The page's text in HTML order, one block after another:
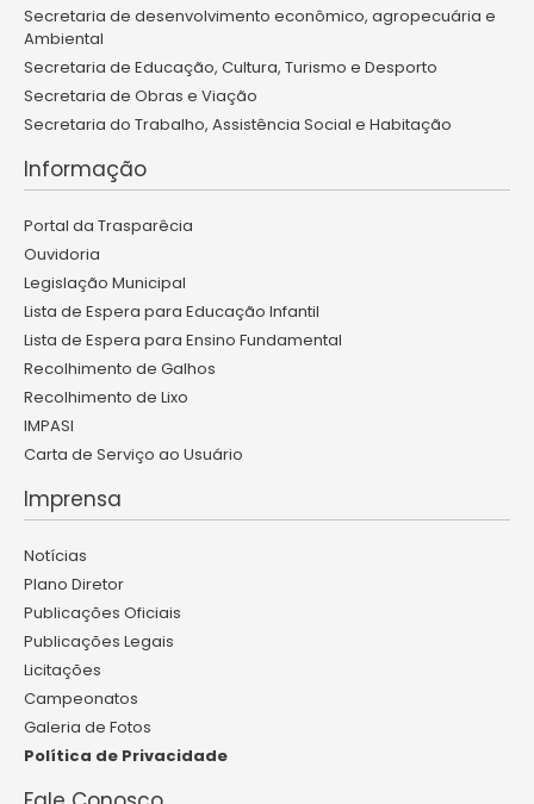
Secretaria de desenvolvimento econômico, agropecuária e
Ambiental
Secretaria de Educação, Cultura, Turismo e Desporto
Secretaria de Obras e Viação
Secretaria do Trabalho, Assistência Social e Habitação
Informação
Portal da Trasparêcia
Ouvidoria
Legislação Municipal
Lista de Espera para Educação Infantil
Lista de Espera para Ensino Fundamental
Recolhimento de Galhos
Recolhimento de Lixo
IMPASI
Carta de Serviço ao Usuário
Imprensa
Notícias
Plano Diretor
Publicações Oficiais
Publicações Legais
Licitações
Campeonatos
Galeria de Fotos
Política de Privacidade